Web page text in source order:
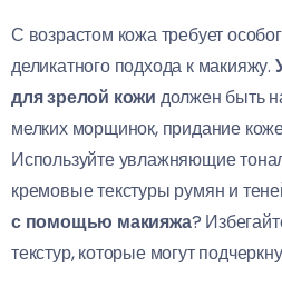
С возрастом кожа требует
деликатного подхода к макияжу.
для зрелой кожи должен быть
мелких морщинок, придание
Используйте увлажняющие
кремовые текстуры румян и
с помощью макияжа?
текстур, которые могут